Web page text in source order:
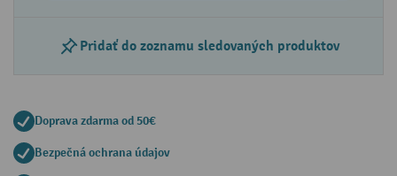
Pridať do zoznamu sledovaných produktov
Doprava zdarma od 50€
Bezpečná ochrana údajov